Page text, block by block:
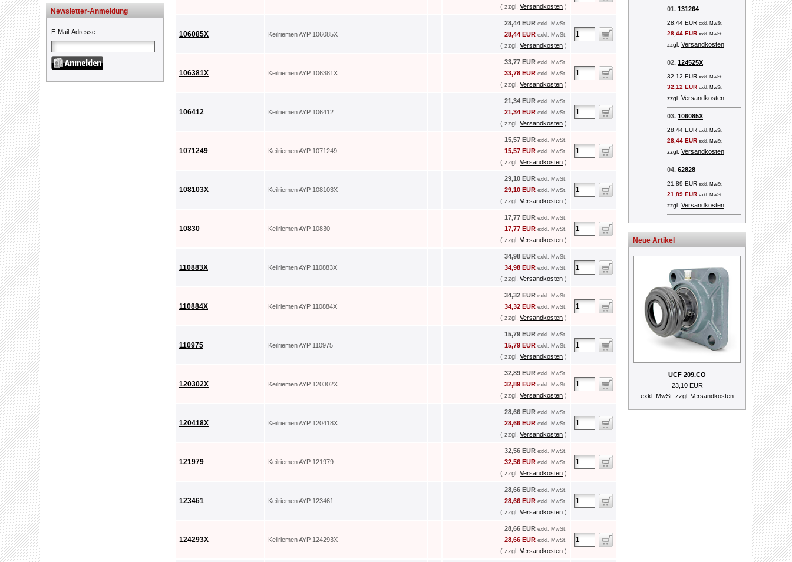
Newsletter-Anmeldung
E-Mail-Adresse:
( zzgl. Versandkosten )
106085X Keilriemen AYP 106085X
28,44 EUR exkl. MwSt.
28,44 EUR exkl. MwSt.
( zzgl. Versandkosten )
106381X Keilriemen AYP 106381X
33,77 EUR exkl. MwSt.
33,78 EUR exkl. MwSt.
( zzgl. Versandkosten )
106412 Keilriemen AYP 106412
21,34 EUR exkl. MwSt.
21,34 EUR exkl. MwSt.
( zzgl. Versandkosten )
1071249 Keilriemen AYP 1071249
15,57 EUR exkl. MwSt.
15,57 EUR exkl. MwSt.
( zzgl. Versandkosten )
108103X Keilriemen AYP 108103X
29,10 EUR exkl. MwSt.
29,10 EUR exkl. MwSt.
( zzgl. Versandkosten )
10830 Keilriemen AYP 10830
17,77 EUR exkl. MwSt.
17,77 EUR exkl. MwSt.
( zzgl. Versandkosten )
110883X Keilriemen AYP 110883X
34,98 EUR exkl. MwSt.
34,98 EUR exkl. MwSt.
( zzgl. Versandkosten )
110884X Keilriemen AYP 110884X
34,32 EUR exkl. MwSt.
34,32 EUR exkl. MwSt.
( zzgl. Versandkosten )
110975 Keilriemen AYP 110975
15,79 EUR exkl. MwSt.
15,79 EUR exkl. MwSt.
( zzgl. Versandkosten )
120302X Keilriemen AYP 120302X
32,89 EUR exkl. MwSt.
32,89 EUR exkl. MwSt.
( zzgl. Versandkosten )
120418X Keilriemen AYP 120418X
28,66 EUR exkl. MwSt.
28,66 EUR exkl. MwSt.
( zzgl. Versandkosten )
121979 Keilriemen AYP 121979
32,56 EUR exkl. MwSt.
32,56 EUR exkl. MwSt.
( zzgl. Versandkosten )
123461 Keilriemen AYP 123461
28,66 EUR exkl. MwSt.
28,66 EUR exkl. MwSt.
( zzgl. Versandkosten )
124293X Keilriemen AYP 124293X
28,66 EUR exkl. MwSt.
28,66 EUR exkl. MwSt.
( zzgl. Versandkosten )
01. 131264
28,44 EUR exkl. MwSt.
28,44 EUR exkl. MwSt.
zzgl. Versandkosten
02. 124525X
32,12 EUR exkl. MwSt.
32,12 EUR exkl. MwSt.
zzgl. Versandkosten
03. 106085X
28,44 EUR exkl. MwSt.
28,44 EUR exkl. MwSt.
zzgl. Versandkosten
04. 62828
21,89 EUR exkl. MwSt.
21,89 EUR exkl. MwSt.
zzgl. Versandkosten
Neue Artikel
UCF 209.CO
23,10 EUR
exkl. MwSt. zzgl. Versandkosten